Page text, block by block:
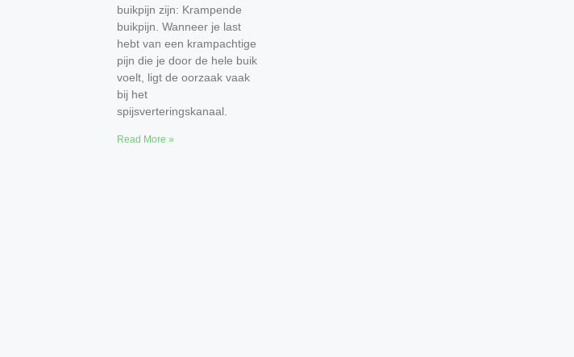
buikpijn zijn: Krampende
buikpijn. Wanneer je last
hebt van een krampachtige
pijn die je door de hele buik
voelt, ligt de oorzaak vaak
bij het
spijsverteringskanaal.
Read More »